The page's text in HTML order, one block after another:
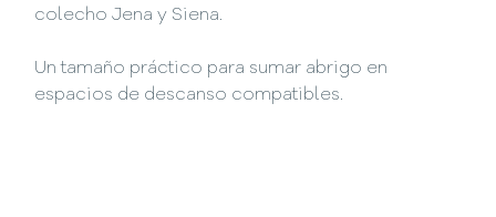
colecho Jena y Siena.
Un tamaño práctico para sumar abrigo en
espacios de descanso compatibles.